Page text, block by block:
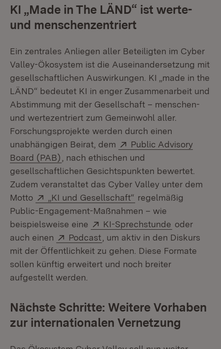
KI „Made in The LÄND“ ist werte-
und menschenzentriert
Ein zentrales Anliegen aller Beteiligten im Cyber
Valley-Ökosystem ist die Auseinandersetzung mit
gesellschaftlichen Auswirkungen. KI „made in the
LÄND“ bedeutet KI in enger Zusammenarbeit und
Abstimmung mit der Gesellschaft – menschen-
und wertezentriert zum Gemeinwohl aller.
Forschungsprojekte werden durch einen
unabhängigen Beirat, dem
Extern:
Public Advisory
Board (PAB) (Öffnet in neuem Fenster)
, nach ethischen und
gesellschaftlichen Gesichtspunkten bewertet.
Zudem veranstaltet das Cyber Valley unter dem
Motto
Extern:
„KI und Gesellschaft“ (Öffnet in neuem
regelmäßig
Public-Engagement-Maßnahmen – wie
beispielsweise eine
Extern:
KI-Sprechstunde (Öffnet in
oder
auch einen
Extern:
Podcast (Öffnet in neuem Fenster)
, um aktiv in den Diskurs
mit der Öffentlichkeit zu gehen. Diese Formate
sollen künftig erweitert und noch breiter
aufgestellt werden.
Nächste Schritte: Weitere Vorhaben
zur internationalen Vernetzung